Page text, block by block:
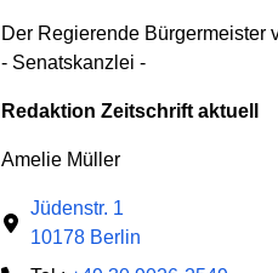
Der Regierende Bürgermeister
- Senatskanzlei -
Redaktion Zeitschrift aktuell
Amelie Müller
Jüdenstr. 1
10178 Berlin